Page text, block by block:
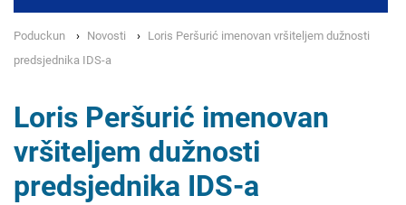
Poduckun Novosti
Loris Peršurić imenovan vršiteljem dužnosti
predsjednika IDS-a
Loris Peršurić imenovan
vršiteljem dužnosti
predsjednika IDS-a